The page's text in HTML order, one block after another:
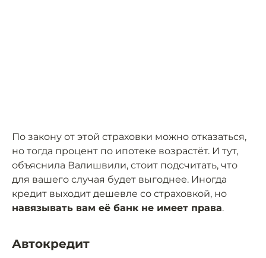
По закону от этой страховки можно отказаться,
но тогда процент по ипотеке возрастёт. И тут,
объяснила Валишвили, стоит подсчитать, что
для вашего случая будет выгоднее. Иногда
кредит выходит дешевле со страховкой, но
навязывать вам её банк не имеет права.
Автокредит